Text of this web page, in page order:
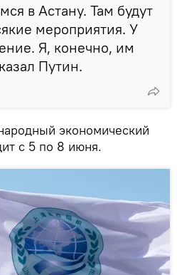
в Астану. Там будут
мероприятия. У
Я, конечно, им
Путин.
экономический
с 5 по 8 июня.